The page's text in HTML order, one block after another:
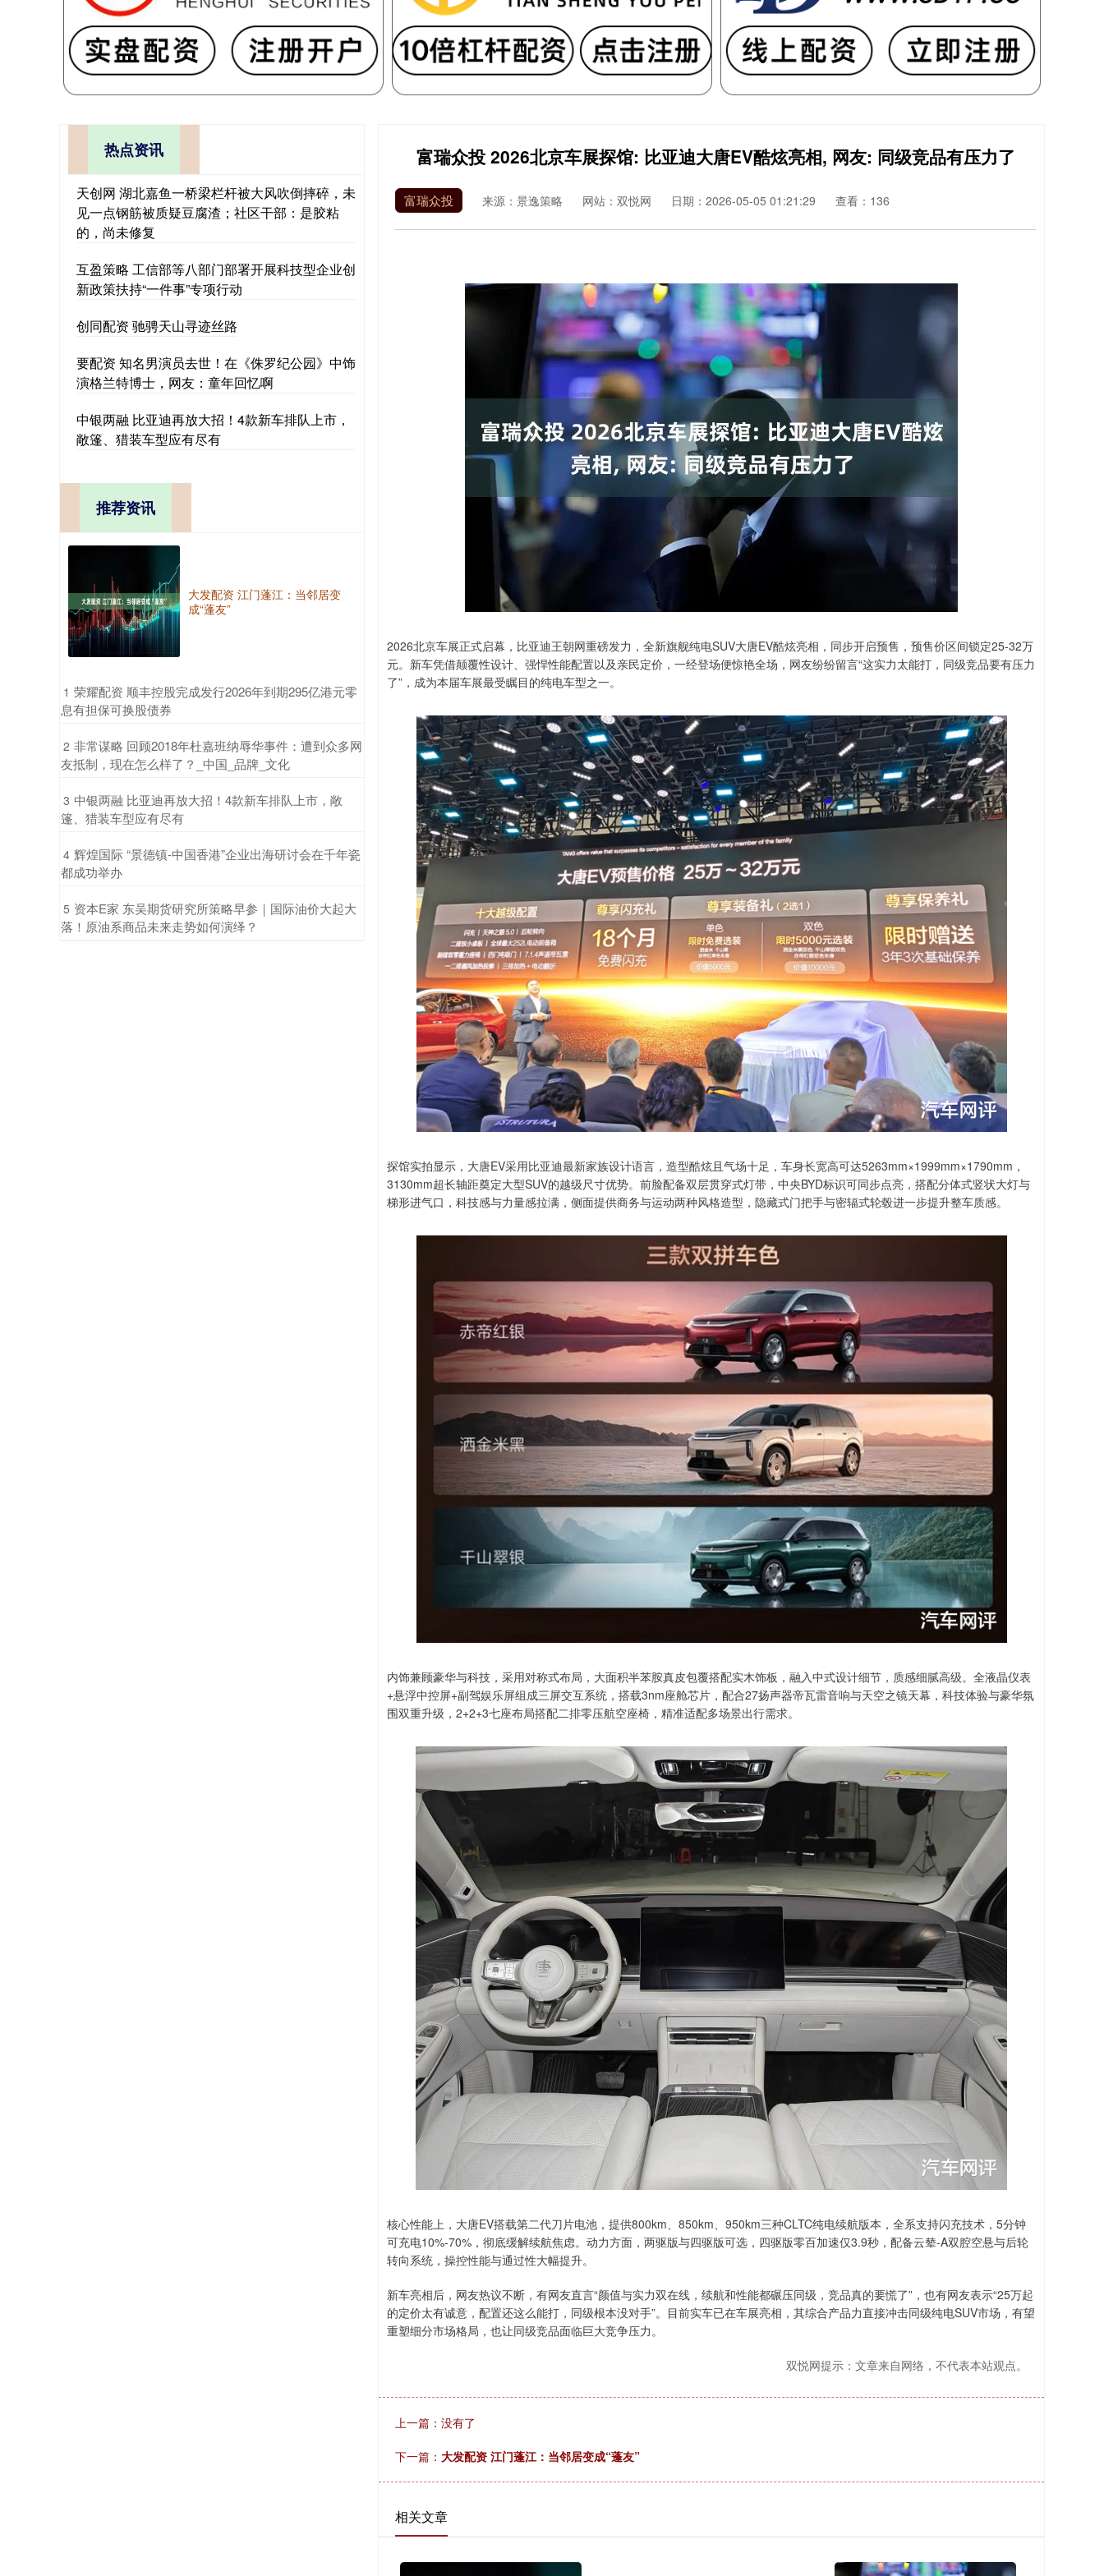
富瑞众投 2026北京车展探馆: 比亚迪大唐EV酷炫亮相, 网友: 同级竞品有压力了
富瑞众投 来源：景逸策略 网站：双悦网 日期：2026-05-05 01:21:29 查看：136
2026北京车展正式启幕，比亚迪王朝网重磅发力，全新旗舰纯电SUV大唐EV酷炫亮相，同步开启预售，预售价区间锁定25-32万
元。新车凭借颠覆性设计、强悍性能配置以及亲民定价，一经登场便惊艳全场，网友纷纷留言“这实力太能打，同级竞品要有压力
了”，成为本届车展最受瞩目的纯电车型之一。
探馆实拍显示，大唐EV采用比亚迪最新家族设计语言，造型酷炫且气场十足，车身长宽高可达5263mm×1999mm×1790mm，
3130mm超长轴距奠定大型SUV的越级尺寸优势。前脸配备双层贯穿式灯带，中央BYD标识可同步点亮，搭配分体式竖状大灯与
梯形进气口，科技感与力量感拉满，侧面提供商务与运动两种风格造型，隐藏式门把手与密辐式轮毂进一步提升整车质感。
内饰兼顾豪华与科技，采用对称式布局，大面积半苯胺真皮包覆搭配实木饰板，融入中式设计细节，质感细腻高级。全液晶仪表
+悬浮中控屏+副驾娱乐屏组成三屏交互系统，搭载3nm座舱芯片，配合27扬声器帝瓦雷音响与天空之镜天幕，科技体验与豪华氛
围双重升级，2+2+3七座布局搭配二排零压航空座椅，精准适配多场景出行需求。
核心性能上，大唐EV搭载第二代刀片电池，提供800km、850km、950km三种CLTC纯电续航版本，全系支持闪充技术，5分钟
可充电10%-70%，彻底缓解续航焦虑。动力方面，两驱版与四驱版可选，四驱版零百加速仅3.9秒，配备云辇-A双腔空悬与后轮
转向系统，操控性能与通过性大幅提升。
新车亮相后，网友热议不断，有网友直言“颜值与实力双在线，续航和性能都碾压同级，竞品真的要慌了”，也有网友表示“25万起
的定价太有诚意，配置还这么能打，同级根本没对手”。目前实车已在车展亮相，其综合产品力直接冲击同级纯电SUV市场，有望
重塑细分市场格局，也让同级竞品面临巨大竞争压力。
双悦网提示：文章来自网络，不代表本站观点。
上一篇：没有了
下一篇： 大发配资 江门蓬江：当邻居变成“蓬友”
相关文章
热点资讯
天创网 湖北嘉鱼一桥梁栏杆被大风吹倒摔碎，未
见一点钢筋被质疑豆腐渣；社区干部：是胶粘
的，尚未修复
互盈策略 工信部等八部门部署开展科技型企业创
新政策扶持“一件事”专项行动
创同配资 驰骋天山寻迹丝路
要配资 知名男演员去世！在《侏罗纪公园》中饰
演格兰特博士，网友：童年回忆啊
中银两融 比亚迪再放大招！4款新车排队上市，
敞篷、猎装车型应有尽有
推荐资讯
大发配资 江门蓬江：当邻居变
成“蓬友”
1 ​荣耀配资 顺丰控股完成发行2026年到期295亿港元零
息有担保可换股债券
2 ​非常谋略 回顾2018年杜嘉班纳辱华事件：遭到众多网
友抵制，现在怎么样了？_中国_品牌_文化
3 ​中银两融 比亚迪再放大招！4款新车排队上市，敞
篷、猎装车型应有尽有
4 ​辉煌国际 “景德镇-中国香港”企业出海研讨会在千年瓷
都成功举办
5 ​资本E家 东吴期货研究所策略早参｜国际油价大起大
落！原油系商品未来走势如何演绎？